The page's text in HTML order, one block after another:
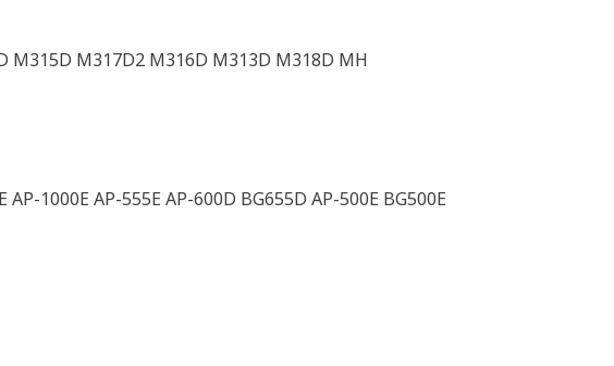
M315D M317D2 M316D M313D M318D MH
1000E AP-555E AP-600D BG655D AP-500E BG500E